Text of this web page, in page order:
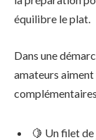
équilibre le plat.
Dans une
amateurs
🍋 Un filet